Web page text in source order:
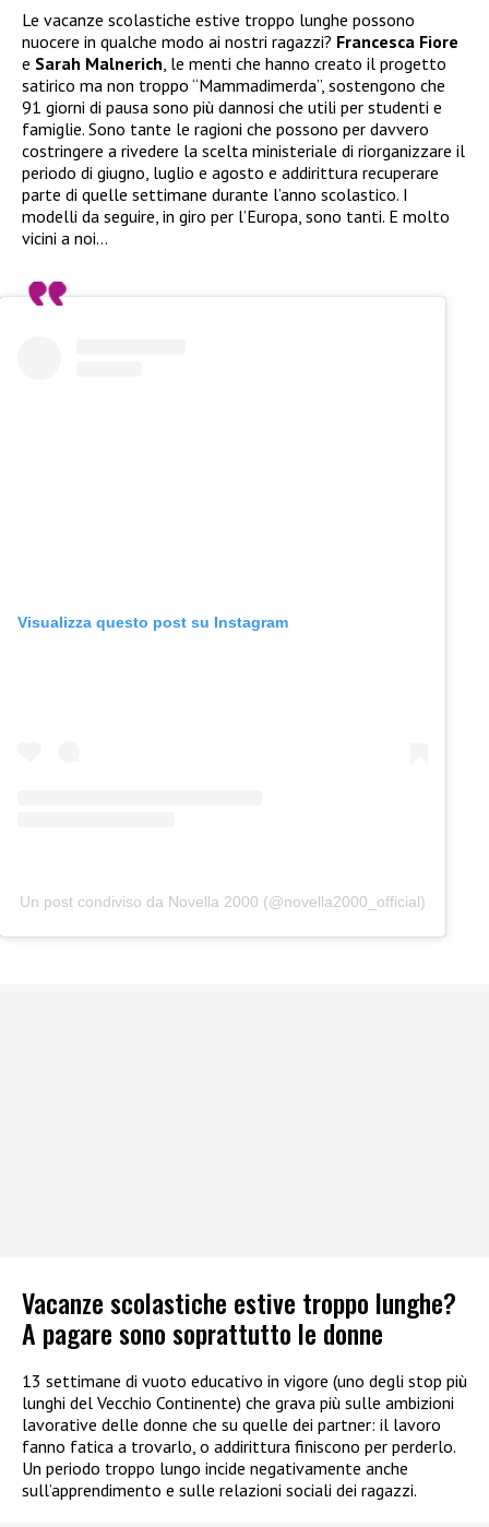
Le vacanze scolastiche estive troppo lunghe possono
nuocere in qualche modo ai nostri ragazzi? Francesca Fiore
e Sarah Malnerich , le menti che hanno creato il progetto
satirico ma non troppo “Mammadimerda”, sostengono che
91 giorni di pausa sono più dannosi che utili per studenti e
famiglie. Sono tante le ragioni che possono per davvero
costringere a rivedere la scelta ministeriale di riorganizzare il
periodo di giugno, luglio e agosto e addirittura recuperare
parte di quelle settimane durante l’anno scolastico. I
modelli da seguire, in giro per l’Europa, sono tanti. E molto
vicini a noi…
Visualizza questo post su Instagram
Un post condiviso da Novella 2000 (@novella2000_official)
Vacanze scolastiche estive troppo lunghe?
A pagare sono soprattutto le donne
13 settimane di vuoto educativo in vigore (uno degli stop più
lunghi del Vecchio Continente) che grava più sulle ambizioni
lavorative delle donne che su quelle dei partner: il lavoro
fanno fatica a trovarlo, o addirittura finiscono per perderlo.
Un periodo troppo lungo incide negativamente anche
sull’apprendimento e sulle relazioni sociali dei ragazzi.